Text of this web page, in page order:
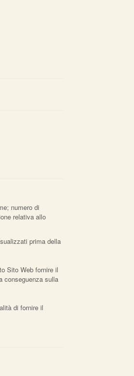
numero di
relativa allo
prima della
Sito Web fornire il
conseguenza sulla
di fornire il